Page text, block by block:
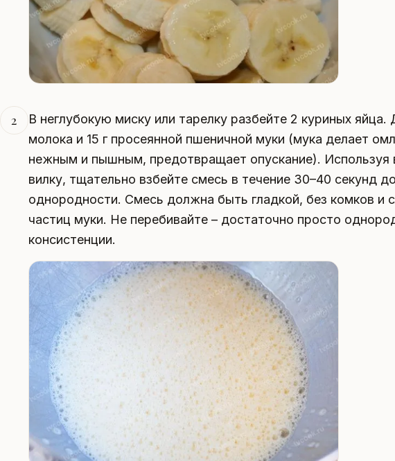
2
В неглубокую миску или тарелку разбейте 2 куриных
молока и 15 г просеянной пшеничной муки (мука делает
нежным и пышным, предотвращает опускание). Используя
вилку, тщательно взбейте смесь в течение 30–40 секунд
однородности. Смесь должна быть гладкой, без комков и
частиц муки. Не перебивайте – достаточно просто
консистенции.